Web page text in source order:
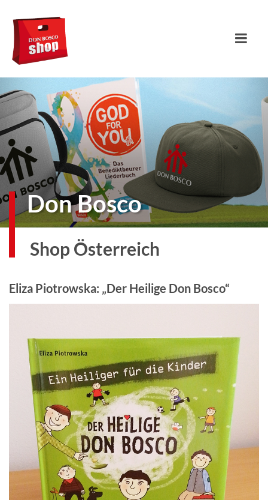
Don Bosco
Shop Österreich
Eliza Piotrowska: „Der Heilige Don Bosco“